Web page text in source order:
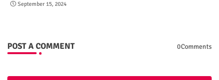
September 15, 2024
POST A COMMENT 0Comments